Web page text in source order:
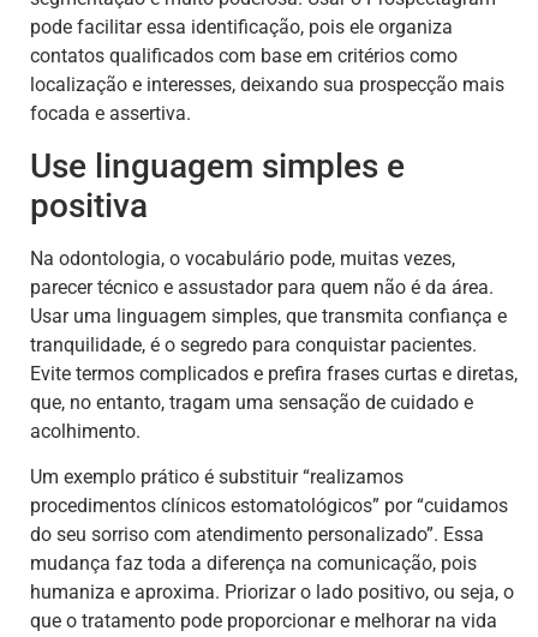
pode facilitar essa identificação, pois ele organiza
contatos qualificados com base em critérios como
localização e interesses, deixando sua prospecção mais
focada e assertiva.
Use linguagem simples e
positiva
Na odontologia, o vocabulário pode, muitas vezes,
parecer técnico e assustador para quem não é da área.
Usar uma linguagem simples, que transmita confiança e
tranquilidade, é o segredo para conquistar pacientes.
Evite termos complicados e prefira frases curtas e diretas,
que, no entanto, tragam uma sensação de cuidado e
acolhimento.
Um exemplo prático é substituir “realizamos
procedimentos clínicos estomatológicos” por “cuidamos
do seu sorriso com atendimento personalizado”. Essa
mudança faz toda a diferença na comunicação, pois
humaniza e aproxima. Priorizar o lado positivo, ou seja, o
que o tratamento pode proporcionar e melhorar na vida